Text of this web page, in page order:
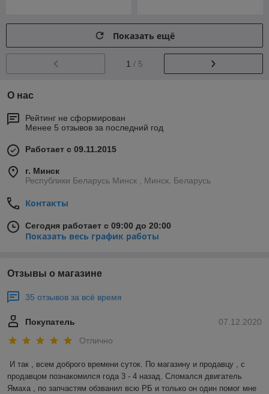
Показать ещё
1 / 5
О нас
Рейтинг не сформирован
Менее 5 отзывов за последний год
Работает с 09.11.2015
г. Минск
Республики Беларусь Минск , Минск, Беларусь
Контакты
Сегодня работает с 09:00 до 20:00
Показать весь график работы
Отзывы о магазине
35 отзывов за всё время
07.12.2020
Покупатель
Отлично
И так , всем доброго времени суток. По магазину и продавцу , с
продавцом познакомился года 3 - 4 назад. Сломался двигатель
Ямаха , по запчастям обзванил всю РБ и только он один помог мне